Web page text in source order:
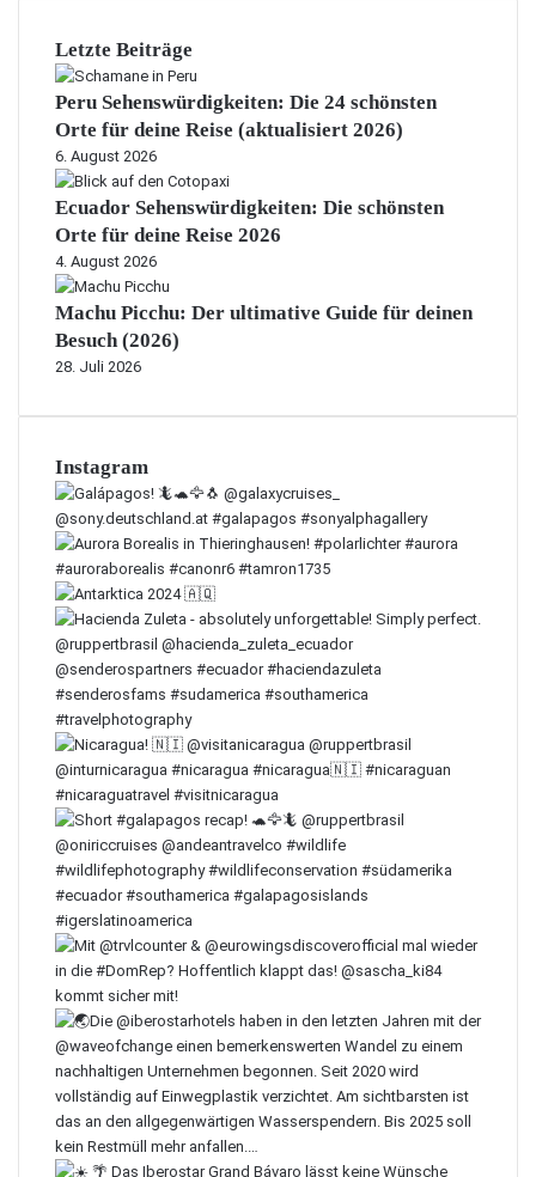
Letzte Beiträge
Peru Sehenswürdigkeiten: Die 24 schönsten
Orte für deine Reise (aktualisiert 2026)
6. August 2026
Ecuador Sehenswürdigkeiten: Die schönsten
Orte für deine Reise 2026
4. August 2026
Machu Picchu: Der ultimative Guide für deinen
Besuch (2026)
28. Juli 2026
Instagram